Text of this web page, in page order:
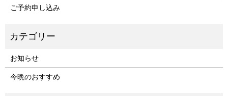
ご予約申し込み
お知らせ
今晩のおすすめ